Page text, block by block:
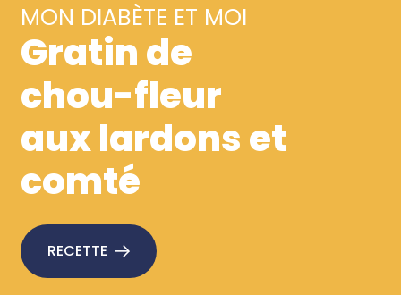
MON DIABÈTE ET MOI
Gratin de
chou-fleur
aux lardons et
comté
RECETTE